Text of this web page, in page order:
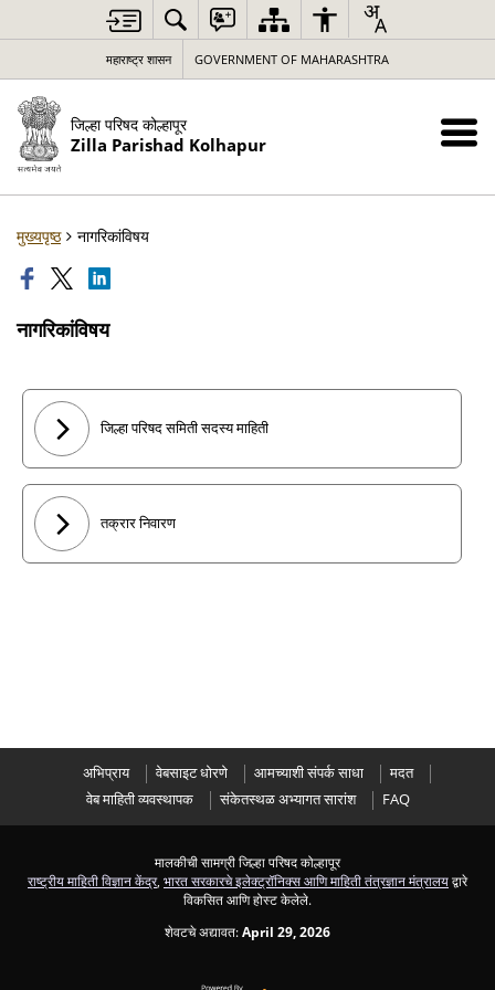
महाराष्ट्र शासन GOVERNMENT OF MAHARASHTRA
जिल्हा परिषद कोल्हापूर
Zilla Parishad Kolhapur
मुख्यपृष्ठ नागरिकांविषय
नागरिकांविषय
जिल्हा परिषद समिती सदस्य माहिती
तक्रार निवारण
अभिप्राय वेबसाइट धोरणे आमच्याशी संपर्क साधा
मदत
वेब माहिती व्यवस्थापक
संकेतस्थळ अभ्यागत सारांश FAQ
मालकीची सामग्री जिल्हा परिषद कोल्हापूर
राष्ट्रीय माहिती विज्ञान केंद्र, भारत सरकारचे इलेक्ट्रॉनिक्स आणि माहिती तंत्रज्ञान मंत्रालयद्वारे
विकसित आणि होस्ट केलेले.
शेवटचे अद्यावत:April 29, 2026